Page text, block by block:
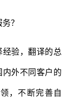
验，翻译的总
外不同客户的
，不断完善自